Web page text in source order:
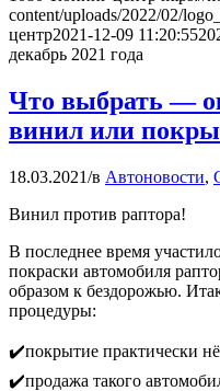
content/uploads/2022/02/
центр2021-12-09 11:20:55
декабрь 2021 года
Что выбрать —
винил или
18.03.2021/в Автоновости,
Винил против раптора!
В последнее время
покраски автомобиля
образом к бездорожью.
процедуры:
✔️покрытие практически
✔️продажа такого